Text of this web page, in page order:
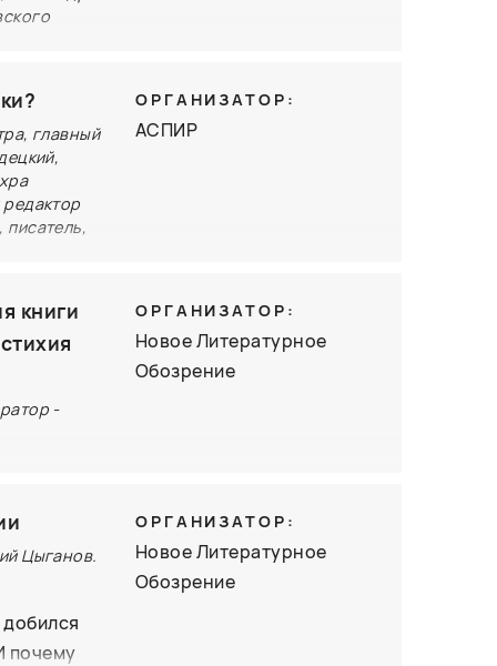
в главный
ОРГАНИЗАТОР:
АСПИР
книги
-
ОРГАНИЗАТОР:
Новое Литературное
Обозрение
Цыганов.
почему
ОРГАНИЗАТОР:
Новое Литературное
Обозрение